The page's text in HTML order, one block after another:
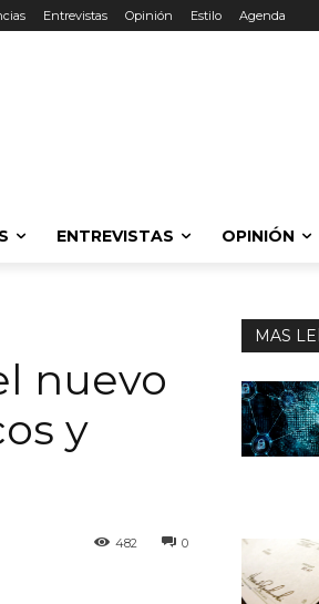
Entrevistas Opinión Estilo Agenda
ENTREVISTAS OPINIÓN
nuevo
y
0
482
MAS